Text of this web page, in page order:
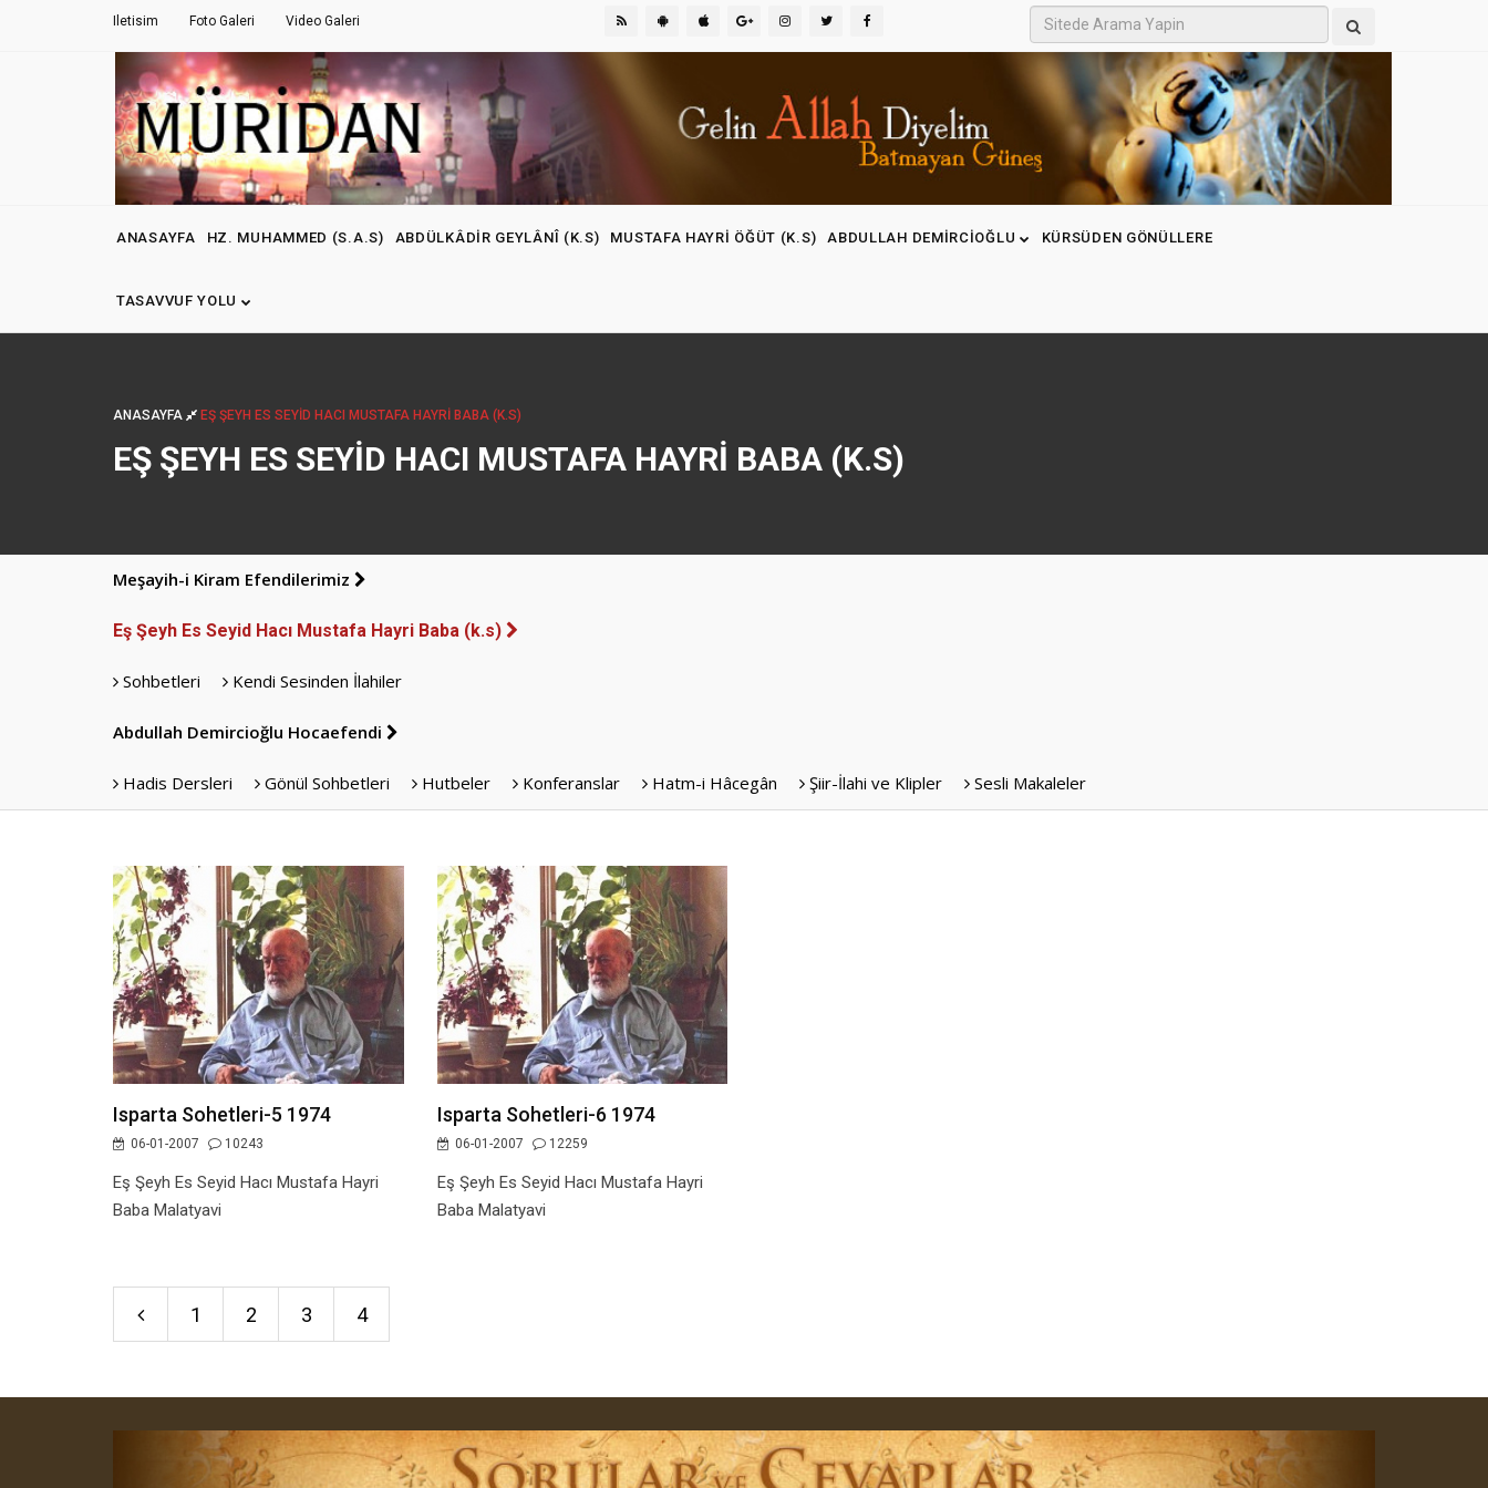
Iletisim Foto Galeri Video Galeri
ANASAYFA HZ. MUHAMMED (S.A.S) ABDÜLKÂDIR GEYLÂNÎ (K.S) MUSTAFA HAYRI ÖĞÜT (K.S) ABDULLAH DEMIRCIOĞLU KÜRSÜDEN GÖNÜLLERE
TASAVVUF YOLU
ANASAYFA EŞ ŞEYH ES SEYID HACI MUSTAFA HAYRI BABA (K.S)
EŞ ŞEYH ES SEYID HACI MUSTAFA HAYRI BABA (K.S)
Meşayih-i Kiram Efendilerimiz
Eş Şeyh Es Seyid Hacı Mustafa Hayri Baba (k.s)
Sohbetleri Kendi Sesinden İlahiler
Abdullah Demircioğlu Hocaefendi
Hadis Dersleri Gönül Sohbetleri Hutbeler Konferanslar Hatm-i Hâcegân Şiir-İlahi ve Klipler Sesli Makaleler
Isparta Sohetleri-5 1974
06-01-2007 10243
Eş Şeyh Es Seyid Hacı Mustafa Hayri
Baba Malatyavi
Isparta Sohetleri-6 1974
06-01-2007 12259
Eş Şeyh Es Seyid Hacı Mustafa Hayri
Baba Malatyavi
1 2 3 4